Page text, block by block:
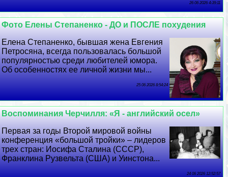
26 06 2026 4:39:11
Фото Елены Степаненко - ДО и ПОСЛЕ похудения
Елена Степаненко, бывшая жена Евгения
Петросяна, всегда пользовалась большой
популярностью среди любителей юмора.
Об особенностях ее личной жизни мы...
25 06 2026 8:54:24
Воспоминания Черчилля: «Я - английский осел»
Первая за годы Второй мировой войны
конференция «большой тройки» – лидеров
трех стран: Иосифа Сталина (СССР),
Франклина Рузвельта (США) и Уинстона...
24 06 2026 12:52:57